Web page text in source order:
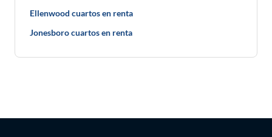
Ellenwood cuartos en renta
Jonesboro cuartos en renta